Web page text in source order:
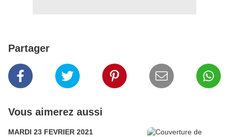
Partager
Vous aimerez aussi
MARDI 23 FEVRIER 2021